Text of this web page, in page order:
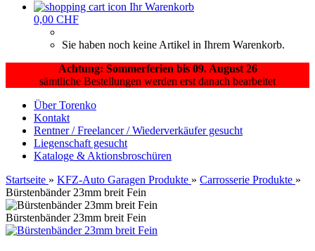
Ihr Warenkorb
0,00 CHF
Sie haben noch keine Artikel in Ihrem Warenkorb.
Achtung: Sommerferien bis 09. August 26
sämtliche Bestellungen werden erst danach bearbeitet
Über Torenko
Kontakt
Rentner / Freelancer / Wiederverkäufer gesucht
Liegenschaft gesucht
Kataloge & Aktionsbroschüren
Startseite » KFZ-Auto Garagen Produkte » Carrosserie Produkte »
Bürstenbänder 23mm breit Fein
Bürstenbänder 23mm breit Fein